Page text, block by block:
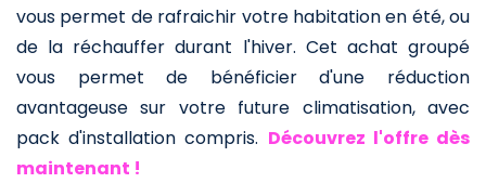
vous permet de rafraichir votre habitation en été, ou
de la réchauffer durant l'hiver. Cet achat groupé
vous permet de bénéficier d'une réduction
avantageuse sur votre future climatisation, avec
pack d'installation compris. Découvrez l'offre dès
maintenant !